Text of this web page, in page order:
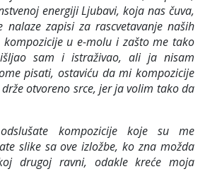
energiji Ljubavi, koja nas čuva,
zapisi za rascvetavanje naših
kompozicije u e-molu i zašto me tako
sam i istraživao, ali ja nisam
pisati, ostaviću da mi kompozicije
otvoreno srce, jer ja volim tako da
kompozicije koje su me
slike sa ove izložbe, ko zna možda
drugoj ravni, odakle kreće moja